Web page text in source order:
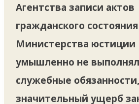
Агентства записи актов
гражданского состояния
Министерства юстиции
умышленно не
служебные
значительный ущерб